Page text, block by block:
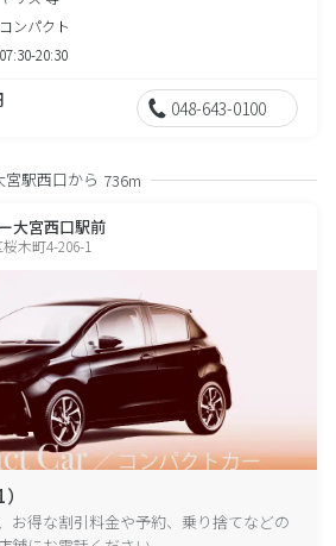
コンパクト
07:30-20:30
048-643-0100
宮駅西口から 736m
大宮西口駅前
木町4-206-1
お得な割引料金や予約、乗り捨てなどの